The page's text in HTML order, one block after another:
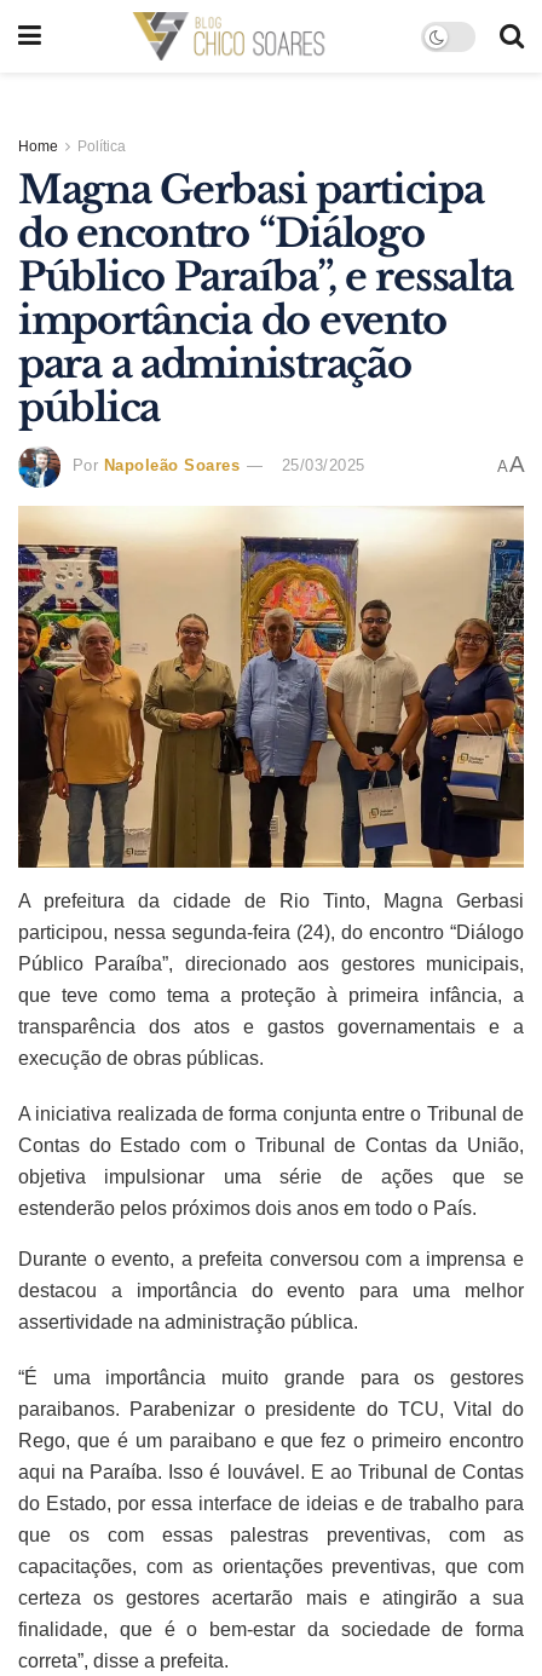
Home Política
Magna Gerbasi participa
do encontro “Diálogo
Público Paraíba”, e ressalta
importância do evento
para a administração
pública
Por Napoleão Soares 25/03/2025 AA
A prefeitura da cidade de Rio Tinto, Magna Gerbasi
participou, nessa segunda-feira (24), do encontro “Diálogo
Público Paraíba”, direcionado aos gestores municipais,
que teve como tema a proteção à primeira infância, a
transparência dos atos e gastos governamentais e a
execução de obras públicas.
A iniciativa realizada de forma conjunta entre o Tribunal de
Contas do Estado com o Tribunal de Contas da União,
objetiva impulsionar uma série de ações que se
estenderão pelos próximos dois anos em todo o País.
Durante o evento, a prefeita conversou com a imprensa e
destacou a importância do evento para uma melhor
assertividade na administração pública.
“É uma importância muito grande para os gestores
paraibanos. Parabenizar o presidente do TCU, Vital do
Rego, que é um paraibano e que fez o primeiro encontro
aqui na Paraíba. Isso é louvável. E ao Tribunal de Contas
do Estado, por essa interface de ideias e de trabalho para
que os com essas palestras preventivas, com as
capacitações, com as orientações preventivas, que com
certeza os gestores acertarão mais e atingirão a sua
finalidade, que é o bem-estar da sociedade de forma
correta”, disse a prefeita.